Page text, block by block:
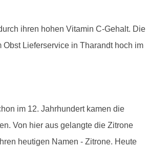
ihren hohen Vitamin C-Gehalt. Die
Lieferservice in Tharandt hoch im
im 12. Jahrhundert kamen die
Von hier aus gelangte die Zitrone
heutigen Namen - Zitrone. Heute